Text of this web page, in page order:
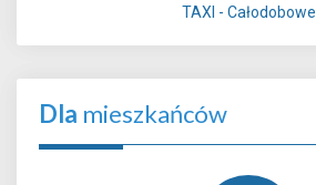
TAXI - Całodobowe
Dla mieszkańców